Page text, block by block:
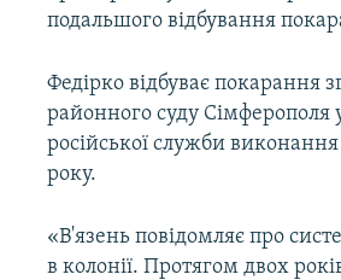
подальшого відбування
Федірко відбуває покарання
районного суду Сімферополя
російської служби виконання
року.
«В'язень повідомляє про
в колонії. Протягом двох